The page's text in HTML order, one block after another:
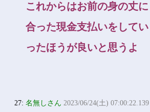
これからはお前の身の丈に
合った現金支払いをしてい
ったほうが良いと思うよ
27:名無しさん 2023/06/24(土) 07:00:22.139